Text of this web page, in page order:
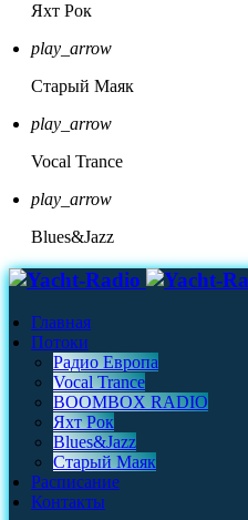
Яхт Рок
play_arrow
Старый Маяк
play_arrow
Vocal Trance
play_arrow
Blues&Jazz
Главная
Потоки
Радио Европа
Vocal Trance
BOOMBOX RADIO
Яхт Рок
Blues&Jazz
Старый Маяк
Расписание
Контакты